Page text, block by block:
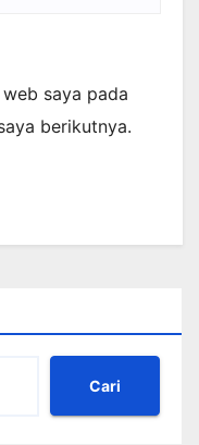
saya pada
berikutnya.
Cari